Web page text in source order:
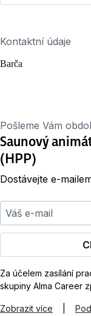
Kontaktní údaje
Barča
Pošleme Vám
Saunový
(HPP)
Dostávejte e-
Váš e-mail
Za účelem zasílání
skupiny Alma Career
Zobrazit více